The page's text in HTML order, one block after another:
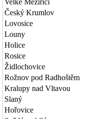
Velké Meziříčí
Český Krumlov
Lovosice
Louny
Holice
Rosice
Židlochovice
Rožnov pod Radhoštěm
Kralupy nad Vltavou
Slaný
Hořovice